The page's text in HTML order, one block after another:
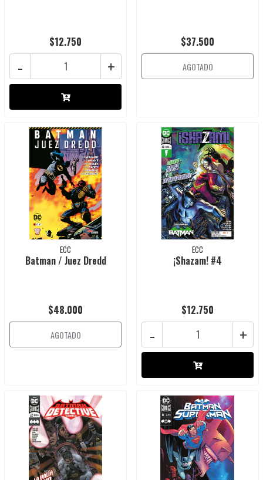
$12.750
+
-
$37.500
AGOTADO
ECC
Batman / Juez Dredd
$48.000
AGOTADO
ECC
¡Shazam! #4
$12.750
+
-